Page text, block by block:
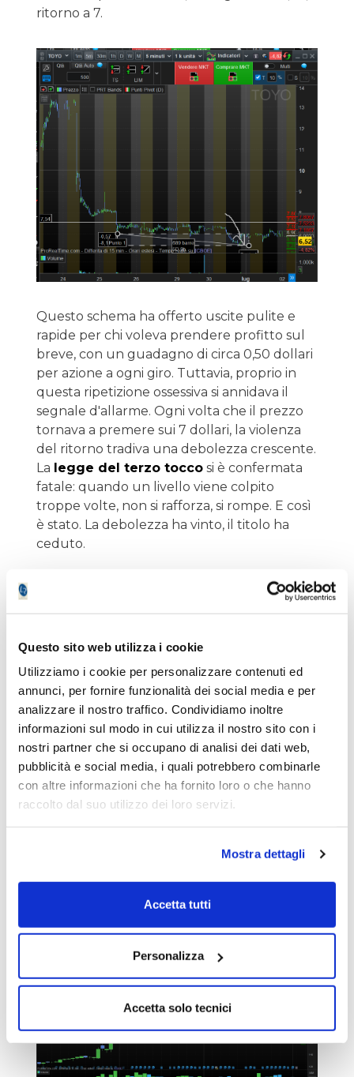
Questo sito web utilizza i cookie
Utilizziamo i cookie per personalizzare contenuti ed
annunci, per fornire funzionalità dei social media e per
analizzare il nostro traffico. Condividiamo inoltre
informazioni sul modo in cui utilizza il nostro sito con i
nostri partner che si occupano di analisi dei dati web,
pubblicità e social media, i quali potrebbero combinarle
con altre informazioni che ha fornito loro o che hanno
raccolto dal suo utilizzo dei loro servizi.
Mostra dettagli
Accetta tutti
Personalizza
Accetta solo tecnici
ritorno a 7.
Questo schema ha offerto uscite pulite e
rapide per chi voleva prendere profitto sul
breve, con un guadagno di circa 0,50 dollari
per azione a ogni giro. Tuttavia, proprio in
questa ripetizione ossessiva si annidava il
segnale d'allarme. Ogni volta che il prezzo
tornava a premere sui 7 dollari, la violenza
del ritorno tradiva una debolezza crescente.
La legge del terzo tocco si è confermata
fatale: quando un livello viene colpito
troppe volte, non si rafforza, si rompe. E così
è stato. La debolezza ha vinto, il titolo ha
ceduto.
non si
suggerisce piuttosto di cercare opportunità
andando a caccia di prezzi scontati su livelli
tecnici presidiati. Con la liquidità protetta dai
L'occasione da monitorare: Qualcomm
e la zona 167-168 dollari
Proprio in quest'ottica di caccia selettiva, i
Qualcomm
rappresenta
un livello tecnico di incrocio particolarmente
interessante, un punto in cui in passato il